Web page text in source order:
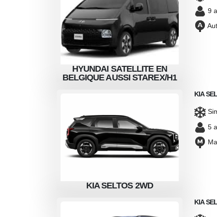
HYUNDAI SATELLITE EN
BELGIQUE AUSSI STAREX/H1
9
KIA SELTOS 2WD
KIA
5
KIA